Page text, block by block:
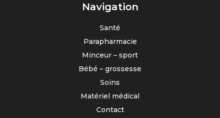
Navigation
Santé
Parapharmacie
Minceur – sport
Bébé – grossesse
Soins
Matériel médical
Contact